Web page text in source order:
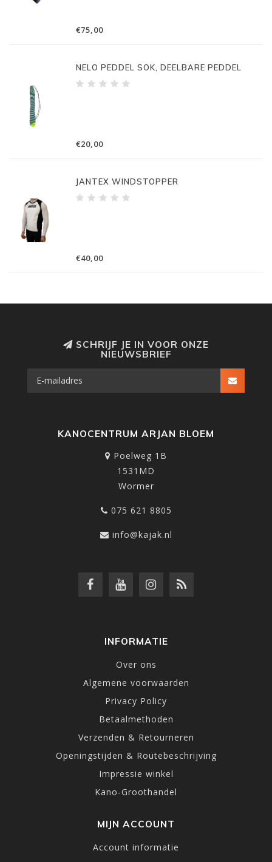
€75,00
NELO PEDDEL SOK, DEELBARE PEDDEL
€20,00
JANTEX WINDSTOPPER
€40,00
SCHRIJF JE IN VOOR ONZE
NIEUWSBRIEF
KANOCENTRUM ARJAN BLOEM
Poelweg 1B
1531MD
Wormer
075 621 8805
info@kajak.nl
INFORMATIE
Over ons
Algemene voorwaarden
Privacy Policy
Betaalmethoden
Verzenden & Retourneren
Openingstijden & Routebeschrijving
Impressie winkel
Kano-Groothandel
MIJN ACCOUNT
Account informatie